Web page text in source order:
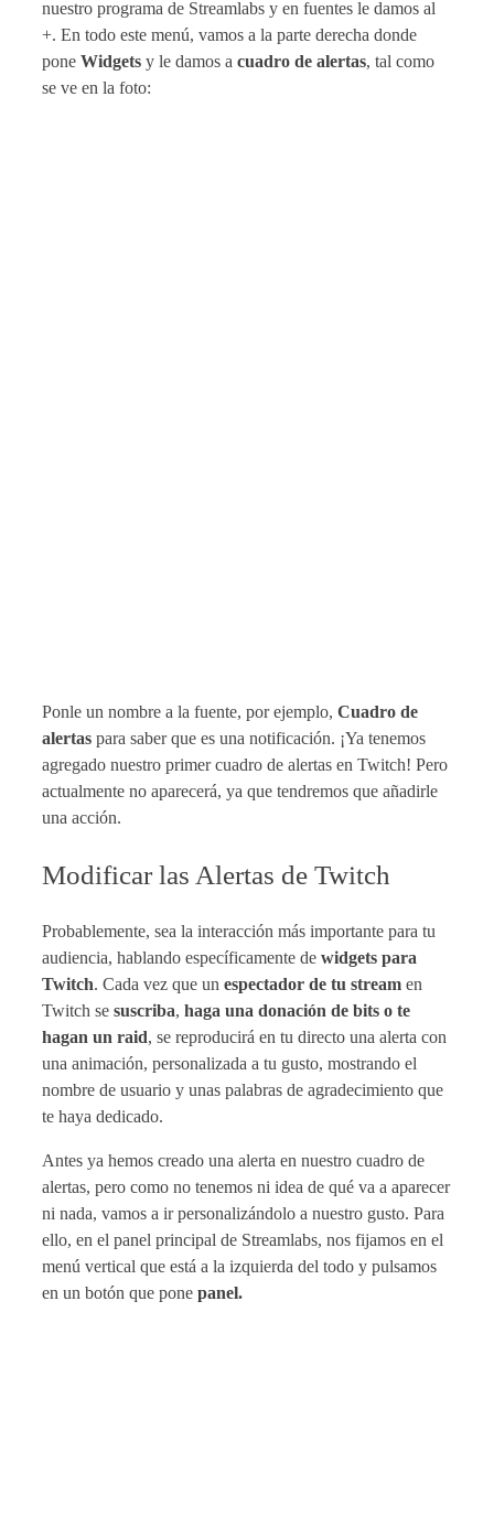
nuestro programa de Streamlabs y en fuentes le damos al
+. En todo este menú, vamos a la parte derecha donde
pone Widgets y le damos a cuadro de alertas, tal como
se ve en la foto:
Ponle un nombre a la fuente, por ejemplo, Cuadro de
alertas para saber que es una notificación. ¡Ya tenemos
agregado nuestro primer cuadro de alertas en Twitch! Pero
actualmente no aparecerá, ya que tendremos que añadirle
una acción.
Modificar las Alertas de Twitch
Probablemente, sea la interacción más importante para tu
audiencia, hablando específicamente de widgets para
Twitch. Cada vez que un espectador de tu stream en
Twitch se suscriba, haga una donación de bits o te
hagan un raid, se reproducirá en tu directo una alerta con
una animación, personalizada a tu gusto, mostrando el
nombre de usuario y unas palabras de agradecimiento que
te haya dedicado.
Antes ya hemos creado una alerta en nuestro cuadro de
alertas, pero como no tenemos ni idea de qué va a aparecer
ni nada, vamos a ir personalizándolo a nuestro gusto. Para
ello, en el panel principal de Streamlabs, nos fijamos en el
menú vertical que está a la izquierda del todo y pulsamos
en un botón que pone panel.